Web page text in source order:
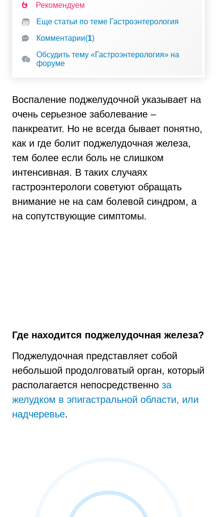
Рекомендуем
Еще статьи по теме Гастроэнтерология
Комментарии(1)
Обсудить тему «Гастроэнтерология» на
форуме
Воспаление поджелудочной указывает на
очень серьезное заболевание –
панкреатит. Но не всегда бывает понятно,
как и где болит поджелудочная железа,
тем более если боль не слишком
интенсивная. В таких случаях
гастроэнтерологи советуют обращать
внимание не на сам болевой синдром, а
на сопутствующие симптомы.
Где находится поджелудочная железа?
Поджелудочная представляет собой
небольшой продолговатый орган, который
располагается непосредственно за
желудком в эпигастральной области, или
надчеревье.